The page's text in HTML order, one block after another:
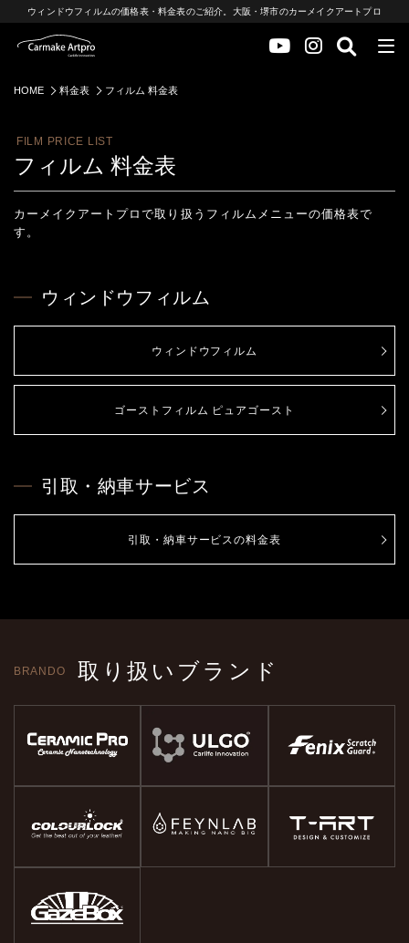
ウィンドウフィルムの価格表・料金表のご紹介。大阪・堺市のカーメイクアートプロ
HOME 料金表 フィルム 料金表
FILM PRICE LIST
フィルム 料金表
カーメイクアートプロで取り扱うフィルムメニューの価格表で
す。
ウィンドウフィルム
ウィンドウフィルム
ゴーストフィルム ピュアゴースト
引取・納車サービス
引取・納車サービスの料金表
BRANDO 取り扱いブランド